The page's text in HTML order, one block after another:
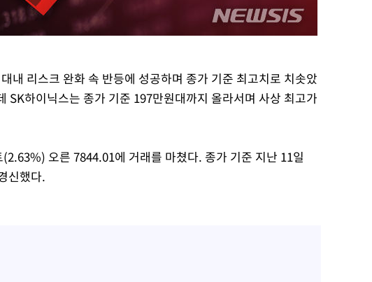
내 리스크 완화 속 반등에 성공하며 종가 기준 최고치로 치솟았
SK하이닉스는 종가 기준 197만원대까지 올라서며 사상 최고가
오른 7844.01에 거래를 마쳤다. 종가 기준 지난 11일
신했다.